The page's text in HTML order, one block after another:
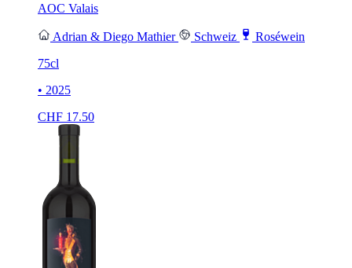
AOC Valais
Adrian & Diego Mathier Schweiz
Roséwein
75cl
• 2025
CHF 17.50